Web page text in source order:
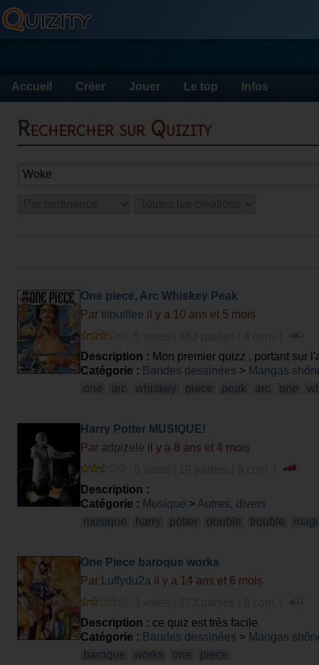
Accueil Créer Jouer Le top Infos
Rechercher sur Quizity
One piece, Arc Whiskey Peak
Par titouillee il y a 10 ans et 5 mois
Description : Mon premier quizz , portant sur
Catégorie : Bandes dessinées > Mangas
one
arc whiskey piece peak arc one
Harry Potter MUSIQUE!
Par adpizele il y a 8 ans et 4 mois
Description :
Catégorie : Musique > Autres, divers
musique
harry potter double trouble
One Piece baroque works
Par
Luffydu2a il y a 14 ans et 6 mois
Description : ce quiz est très facile
Catégorie : Bandes dessinées > Mangas
baroque
works one piece